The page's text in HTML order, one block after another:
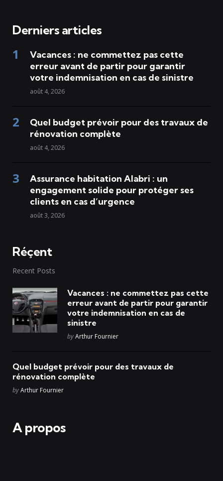
Derniers articles
Vacances : ne commettez pas cette
erreur avant de partir pour garantir
votre indemnisation en cas de sinistre
août 4, 2026
Quel budget prévoir pour des travaux de
rénovation complète
août 4, 2026
Assurance habitation Alabri : un
engagement solide pour protéger ses
clients en cas d’urgence
août 3, 2026
Réçent
Recent Posts
Vacances : ne commettez pas cette
erreur avant de partir pour garantir
votre indemnisation en cas de
sinistre
Posted
byArthur Fournier
Quel budget prévoir pour des travaux de
rénovation complète
Posted
byArthur Fournier
A propos